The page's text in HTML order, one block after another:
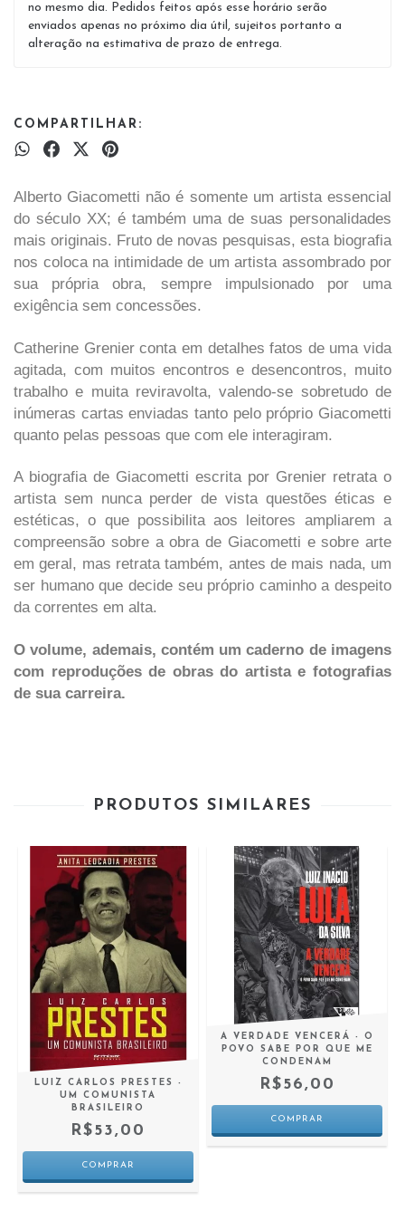
no mesmo dia. Pedidos feitos após esse horário serão
enviados apenas no próximo dia útil, sujeitos portanto a
alteração na estimativa de prazo de entrega.
COMPARTILHAR:
Alberto Giacometti não é somente um artista essencial
do século XX; é também uma de suas personalidades
mais originais. Fruto de novas pesquisas, esta biografia
nos coloca na intimidade de um artista assombrado por
sua própria obra, sempre impulsionado por uma
exigência sem concessões.
Catherine Grenier conta em detalhes fatos de uma vida
agitada, com muitos encontros e desencontros, muito
trabalho e muita reviravolta, valendo-se sobretudo de
inúmeras cartas enviadas tanto pelo próprio Giacometti
quanto pelas pessoas que com ele interagiram.
A biografia de Giacometti escrita por Grenier retrata o
artista sem nunca perder de vista questões éticas e
estéticas, o que possibilita aos leitores ampliarem a
compreensão sobre a obra de Giacometti e sobre arte
em geral, mas retrata também, antes de mais nada, um
ser humano que decide seu próprio caminho a despeito
da correntes em alta.
O volume, ademais, contém um caderno de imagens
com reproduções de obras do artista e fotografias
de sua carreira.
PRODUTOS SIMILARES
LUIZ CARLOS PRESTES -
UM COMUNISTA
BRASILEIRO
R$53,00
A VERDADE VENCERÁ - O
POVO SABE POR QUE ME
CONDENAM
R$56,00